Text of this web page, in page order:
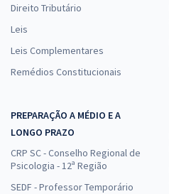
Direito Tributário
Leis
Leis Complementares
Remédios Constitucionais
PREPARAÇÃO A MÉDIO E A
LONGO PRAZO
CRP SC - Conselho Regional de
Psicologia - 12ª Região
SEDF - Professor Temporário